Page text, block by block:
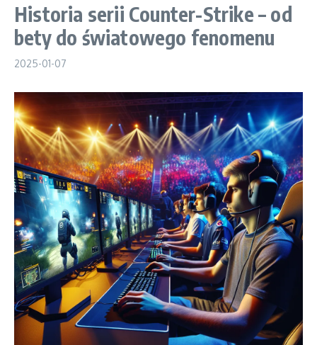
Historia serii Counter-Strike – od
bety do światowego fenomenu
2025-01-07